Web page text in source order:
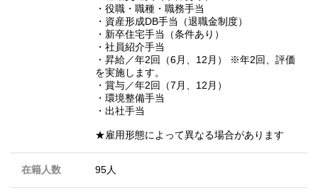
・役職・職種・職務手当
・資産形成DB手当（退職金制度）
・新卒住宅手当（条件あり）
・社員紹介手当
・昇給／年2回（6月、12月） ※年2回、評価
を実施します。
・賞与／年2回（7月、12月）
・環境整備手当
・出社手当
★雇用形態によって異なる場合があります
在籍人数 95人